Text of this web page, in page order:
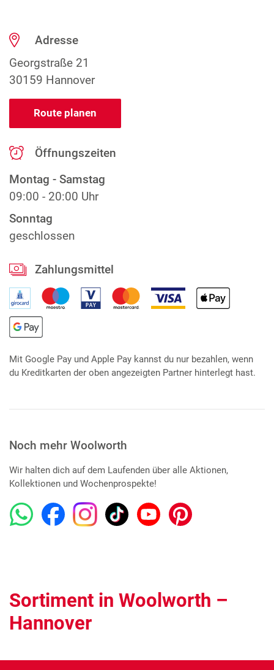
Adresse
Georgstraße 21
30159 Hannover
Route planen
Öffnungszeiten
Montag - Samstag
09:00 - 20:00 Uhr
Sonntag
geschlossen
Zahlungsmittel
Mit Google Pay und Apple Pay kannst du nur bezahlen, wenn
du Kreditkarten der oben angezeigten Partner hinterlegt hast.
Noch mehr Woolworth
Wir halten dich auf dem Laufenden über alle Aktionen,
Kollektionen und Wochenprospekte!
Sortiment in Woolworth –
Hannover